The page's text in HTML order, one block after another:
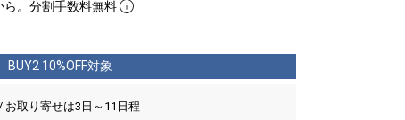
ら。分割手数料無料
BUY2 10%OFF対象
お取り寄せは3日～11日程